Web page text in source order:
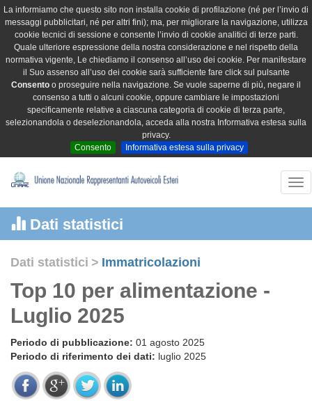
La informiamo che questo sito non installa cookie di profilazione (né per l’invio di
messaggi pubblicitari, né per altri fini); ma, per migliorare la navigazione, utilizza
cookie tecnici di sessione e consente l’invio di cookie analitici di terze parti.
Quale ulteriore espressione della nostra considerazione e nel rispetto della
normativa vigente, Le chiediamo il consenso all’uso dei cookie. Per manifestare
il Suo assenso all’uso dei cookie sarà sufficiente fare click sul pulsante
Consento o proseguire nella navigazione. Se vuole saperne di più, negare il
consenso a tutti o alcuni cookie, oppure cambiare le impostazioni
specificamente relative a ciascuna categoria di cookie di terza parte,
selezionandola o deselezionandola, acceda alla nostra Informativa estesa sulla
privacy.
Consento
Informativa estesa sulla privacy
Dati statistici
Dati statistici > Immatricolazioni
Top 10 per alimentazione -
Luglio 2025
Periodo di pubblicazione: 01 agosto 2025
Periodo di riferimento dei dati: luglio 2025